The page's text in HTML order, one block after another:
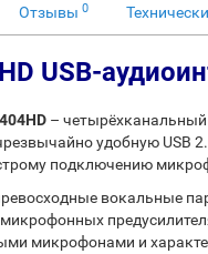
Отзывы 0
USB-
–
удобную USB
подключению
вокальные
микрофонами и